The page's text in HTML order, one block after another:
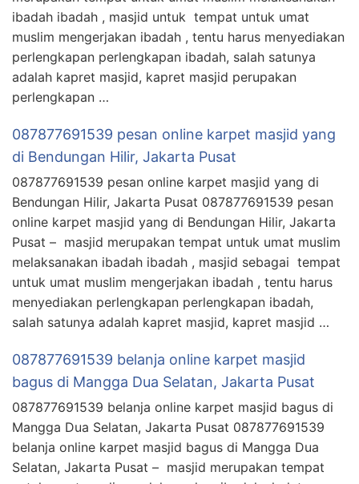
ibadah ibadah , masjid untuk tempat untuk umat
muslim mengerjakan ibadah , tentu harus menyediakan
perlengkapan perlengkapan ibadah, salah satunya
adalah kapret masjid, kapret masjid perupakan
perlengkapan …
087877691539 pesan online karpet masjid yang
di Bendungan Hilir, Jakarta Pusat
087877691539 pesan online karpet masjid yang di
Bendungan Hilir, Jakarta Pusat 087877691539 pesan
online karpet masjid yang di Bendungan Hilir, Jakarta
Pusat – masjid merupakan tempat untuk umat muslim
melaksanakan ibadah ibadah , masjid sebagai tempat
untuk umat muslim mengerjakan ibadah , tentu harus
menyediakan perlengkapan perlengkapan ibadah,
salah satunya adalah kapret masjid, kapret masjid …
087877691539 belanja online karpet masjid
bagus di Mangga Dua Selatan, Jakarta Pusat
087877691539 belanja online karpet masjid bagus di
Mangga Dua Selatan, Jakarta Pusat 087877691539
belanja online karpet masjid bagus di Mangga Dua
Selatan, Jakarta Pusat – masjid merupakan tempat